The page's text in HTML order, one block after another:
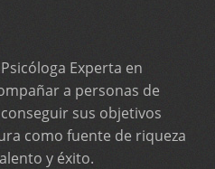
Experta en
a personas de
sus objetivos
como fuente de riqueza
y éxito.